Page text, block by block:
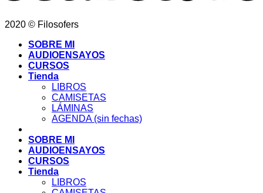
2020 © Filosofers
SOBRE MI
AUDIOENSAYOS
CURSOS
Tienda
LIBROS
CAMISETAS
LÁMINAS
AGENDA (sin fechas)
SOBRE MI
AUDIOENSAYOS
CURSOS
Tienda
LIBROS